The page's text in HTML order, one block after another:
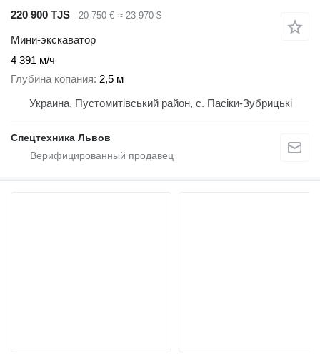
220 900 TJS
20 750 € ≈ 23 970 $
Мини-экскаватор
4 391 м/ч
Глубина копания 2,5 м
Украина, Пустомитівський район, с. Пасіки-Зубрицькі
Спецтехника Львов